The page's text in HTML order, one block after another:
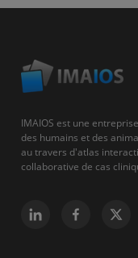
IMAIOS est une
des humains et des
au travers d'atlas
collaborative de cas